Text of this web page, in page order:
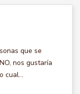
que se
nos gustaría
cual...